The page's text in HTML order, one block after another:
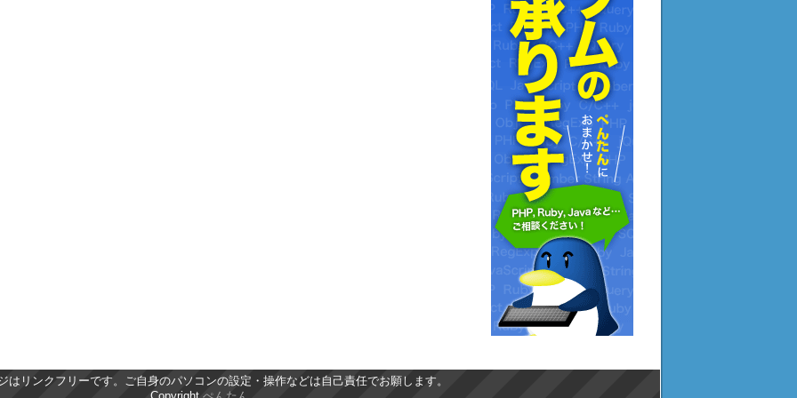
はリンクフリーです。ご自身のパソコンの設定・操作などは自己責任でお願します。